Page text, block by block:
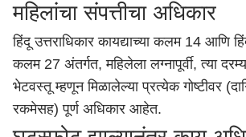
महिलांचा संपत्तीचा अधिकार
हिंदू उत्तराधिकार कायद्याच्या कलम 14 आणि
कलम 27 अंतर्गत, महिलेला लग्नापूर्वी, त्या
भेटवस्तू म्हणून मिळालेल्या प्रत्येक गोष्टीवर
रकमेसह) पूर्ण अधिकार आहेत.